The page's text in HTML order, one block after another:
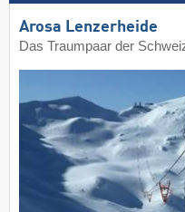
Arosa Lenzerheide
Das Traumpaar der